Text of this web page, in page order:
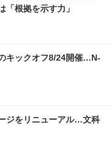
「根拠を示す力」
キックオフ8/24開催…N-
ジをリニューアル…文科